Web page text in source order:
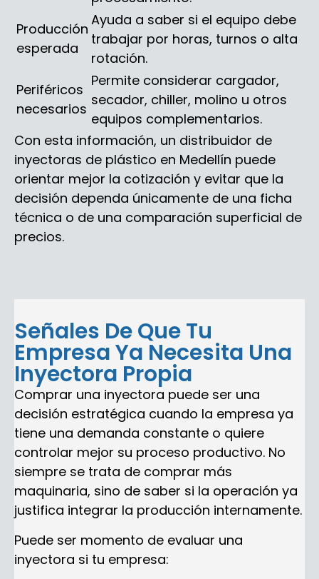
Producción
esperada
Ayuda a saber si el equipo debe
trabajar por horas, turnos o alta
rotación.
Periféricos
necesarios
Permite considerar cargador,
secador, chiller, molino u otros
equipos complementarios.
Con esta información, un distribuidor de
inyectoras de plástico en Medellín puede
orientar mejor la cotización y evitar que la
decisión dependa únicamente de una ficha
técnica o de una comparación superficial de
precios.
Señales De Que Tu
Empresa Ya Necesita Una
Inyectora Propia
Comprar una inyectora puede ser una
decisión estratégica cuando la empresa ya
tiene una demanda constante o quiere
controlar mejor su proceso productivo. No
siempre se trata de comprar más
maquinaria, sino de saber si la operación ya
justifica integrar la producción internamente.
Puede ser momento de evaluar una
inyectora si tu empresa: